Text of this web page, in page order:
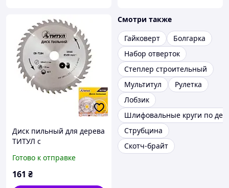
Диск пильный для дерева
ТИТУЛ с
напайками 180х22.2х40Т
адаптер 22.2-20 08-7184
Готово к отправке
161 ₴
Смотри также
Гайковерт
Болгарка
Набор отверток
Степлер строительный
Мультитул
Рулетка
Лобзик
Шлифовальные круги по
Струбцина
Скотч-брайт